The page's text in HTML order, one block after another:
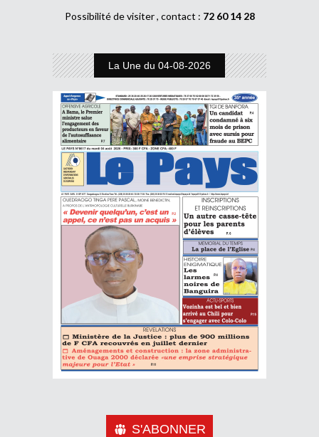
Possibilité de visiter , contact : 72 60 14 28
La Une du 04-08-2026
S'ABONNER